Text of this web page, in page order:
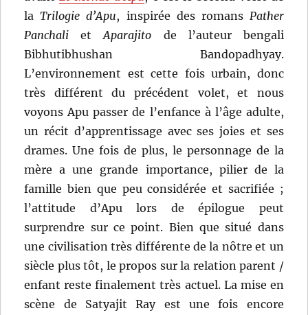
laTrilogie d’Apu, inspirée des romans Pather
Panchali etAparajito de l’auteur bengali
Bibhutibhushan Bandopadhyay.
L’environnement est cette fois urbain, donc
très différent du précédent volet, et nous
voyons Apu passer de l’enfance à l’âge adulte,
un récit d’apprentissage avec ses joies et ses
drames. Une fois de plus, le personnage de la
mère a une grande importance, pilier de la
famille bien que peu considérée et sacrifiée ;
l’attitude d’Apu lors de épilogue peut
surprendre sur ce point. Bien que situé dans
une civilisation très différente de la nôtre et un
siècle plus tôt, le propos sur la relation parent /
enfant reste finalement très actuel. La mise en
scène de Satyajit Ray est une fois encore